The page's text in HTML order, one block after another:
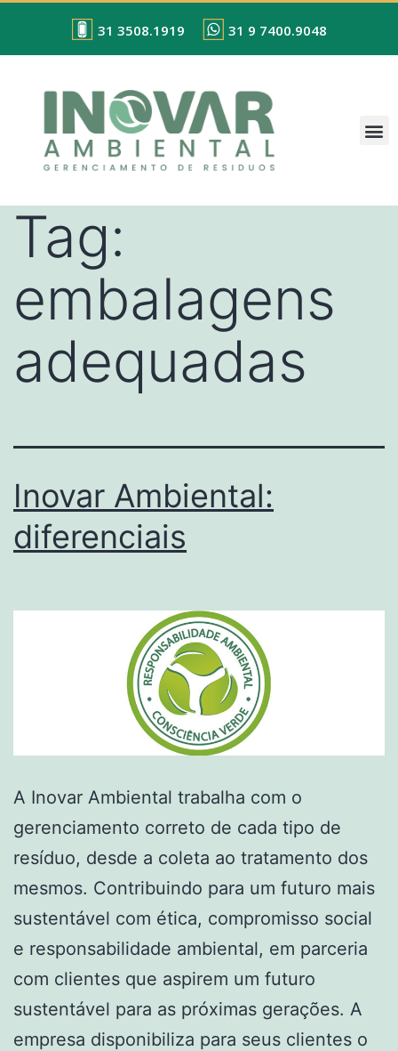
31 3508.1919 31 9 7400.9048
Tag:
embalagens
adequadas
Inovar Ambiental:
diferenciais
A Inovar Ambiental trabalha com o
gerenciamento correto de cada tipo de
resíduo, desde a coleta ao tratamento dos
mesmos. Contribuindo para um futuro mais
sustentável com ética, compromisso social
e responsabilidade ambiental, em parceria
com clientes que aspirem um futuro
sustentável para as próximas gerações. A
empresa disponibiliza para seus clientes o